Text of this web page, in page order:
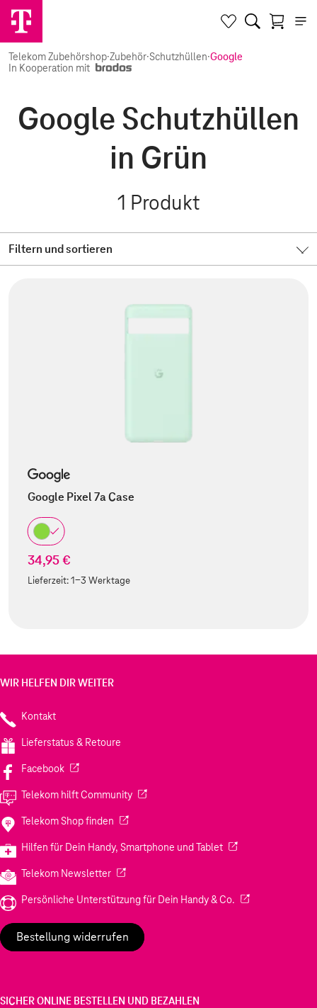
Telekom Zubehörshop·Zubehör·Schutzhüllen·Google
In Kooperation mit
Google Schutzhüllen
in Grün
1 Produkt
Filtern und sortieren
Google Pixel 7a Case
34,95 €
Lieferzeit:1-3 Werktage
WIR HELFEN DIR WEITER
Kontakt
Lieferstatus & Retoure
Facebook(Wird in einem neuen Tab geöffnet)
Telekom hilft Community(Wird in einem neuen Tab geöffnet)
Telekom Shop finden (Wird in einem neuen Tab geöffnet)
Hilfen für Dein Handy, Smartphone und Tablet(Wird in einem
Telekom Newsletter(Wird in einem neuen Tab geöffnet)
Persönliche Unterstützung für Dein Handy & Co. (Wird in einem
Bestellung widerrufen
SICHER ONLINE BESTELLEN UND BEZAHLEN